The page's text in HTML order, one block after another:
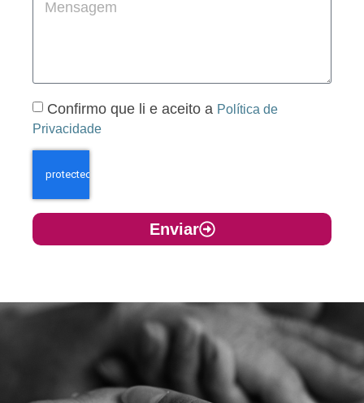
Confirmo que li e aceito a Política de
Privacidade
Enviar